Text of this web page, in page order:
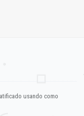
usando como